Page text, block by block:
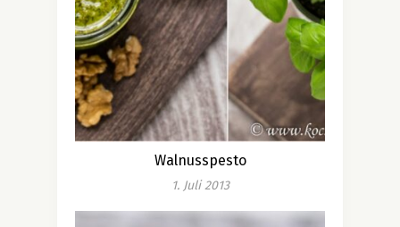
Walnusspesto
1. Juli 2013